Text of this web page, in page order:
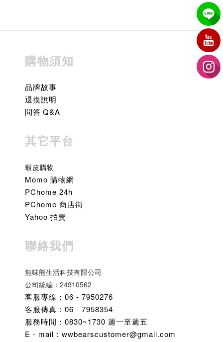
購物須知
品牌故事
退換說明
問答 Q&A
其它平台
蝦皮購物
Momo 購物網
PChome 24h
PChome 商店街
Yahoo 拍賣
聯絡我們
無味熊生活科技有限公司
公司統編：24910562
客服專線：06 - 7950276
客服傳真：06 - 7958354
服務時間：0830~1730 週一至週五
E - mail：wwbearscustomer@gmail.com